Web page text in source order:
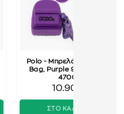
Polo - Μπρελόκ Original
Bag, Purple 9-27-005-
4700
10.90€
ΣΤΟ ΚΑΛΑΘΙ